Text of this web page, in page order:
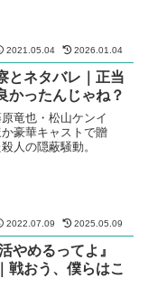
2021.05.04 2026.01.04
とネタバレ｜正当
かったんじゃね？
竜也・松山ケンイ
豪華キャストで贈
人の隠蔽騒動。
2022.07.09 2025.05.09
やめるってよ』
戦おう、僕らはこ